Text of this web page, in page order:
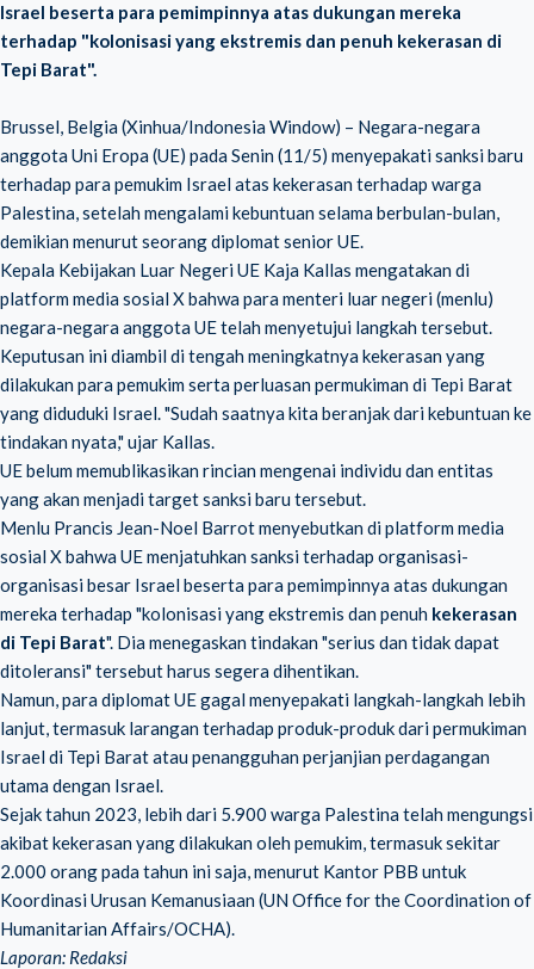
Israel beserta para pemimpinnya atas dukungan mereka
terhadap "kolonisasi yang ekstremis dan penuh kekerasan di
Tepi Barat".
Brussel, Belgia (Xinhua/Indonesia Window) – Negara-negara
anggota Uni Eropa (UE) pada Senin (11/5) menyepakati sanksi baru
terhadap para pemukim Israel atas kekerasan terhadap warga
Palestina, setelah mengalami kebuntuan selama berbulan-bulan,
demikian menurut seorang diplomat senior UE.
Kepala Kebijakan Luar Negeri UE Kaja Kallas mengatakan di
platform media sosial X bahwa para menteri luar negeri (menlu)
negara-negara anggota UE telah menyetujui langkah tersebut.
Keputusan ini diambil di tengah meningkatnya kekerasan yang
dilakukan para pemukim serta perluasan permukiman di Tepi Barat
yang diduduki Israel. "Sudah saatnya kita beranjak dari kebuntuan ke
tindakan nyata," ujar Kallas.
UE belum memublikasikan rincian mengenai individu dan entitas
yang akan menjadi target sanksi baru tersebut.
Menlu Prancis Jean-Noel Barrot menyebutkan di platform media
sosial X bahwa UE menjatuhkan sanksi terhadap organisasi-
organisasi besar Israel beserta para pemimpinnya atas dukungan
mereka terhadap "kolonisasi yang ekstremis dan penuh kekerasan
di Tepi Barat". Dia menegaskan tindakan "serius dan tidak dapat
ditoleransi" tersebut harus segera dihentikan.
Namun, para diplomat UE gagal menyepakati langkah-langkah lebih
lanjut, termasuk larangan terhadap produk-produk dari permukiman
Israel di Tepi Barat atau penangguhan perjanjian perdagangan
utama dengan Israel.
Sejak tahun 2023, lebih dari 5.900 warga Palestina telah mengungsi
akibat kekerasan yang dilakukan oleh pemukim, termasuk sekitar
2.000 orang pada tahun ini saja, menurut Kantor PBB untuk
Koordinasi Urusan Kemanusiaan (UN Office for the Coordination of
Humanitarian Affairs/OCHA).
Laporan: Redaksi